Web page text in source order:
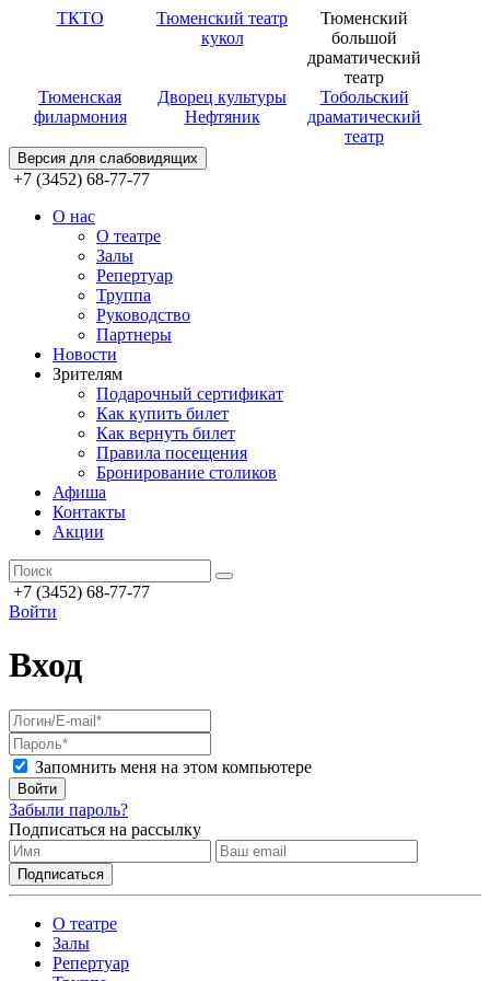
ТКТО
Тюменский театр
кукол
Тюменский
большой
драматический
театр
Тюменская
филармония
Дворец культуры
Нефтяник
Тобольский
драматический
театр
Версия для слабовидящих
+7 (3452) 68-77-77
О нас
О театре
Залы
Репертуар
Труппа
Руководство
Партнеры
Новости
Зрителям
Подарочный сертификат
Как купить билет
Как вернуть билет
Правила посещения
Бронирование столиков
Афиша
Контакты
Акции
+7 (3452) 68-77-77
Войти
Вход
Запомнить меня на этом компьютере
Войти
Забыли пароль?
Подписаться на рассылку
О театре
Залы
Репертуар